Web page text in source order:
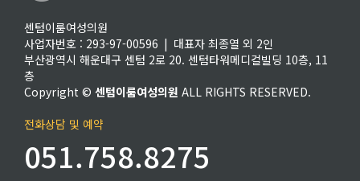
센텀이룸여성의원
사업자번호 : 293-97-00596 | 대표자 최종열 외 2인
부산광역시 해운대구 센텀 2로 20. 센텀타워메디컬빌딩 10층, 11
층
Copyright © 센텀이룸여성의원 ALL RIGHTS RESERVED.
전화상담 및 예약
051.758.8275